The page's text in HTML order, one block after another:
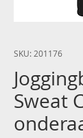
SKU: 201176
Sweat